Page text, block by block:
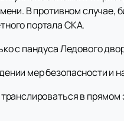
В противном случае,
портала СКА.
с пандуса Ледового
мер безопасности и
в